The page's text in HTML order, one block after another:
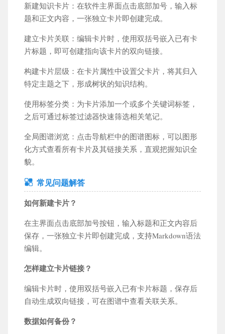
新建知识卡片：在软件主界面点击底部加号，输入标
题和正文内容，一张独立卡片即创建完成。
建立卡片关联：编辑卡片时，使用双括号嵌入已有卡
片标题，即可创建指向该卡片的双向链接。
构建卡片层级：在卡片属性中设置父卡片，将其归入
特定主题之下，形成树状的知识结构。
使用标签分类：为卡片添加一个或多个关键词标签，
之后可通过标签过滤器快速筛选相关笔记。
全局图谱浏览：点击导航栏中的图谱图标，可以图形
化方式查看所有卡片及其链接关系，直观把握知识全
貌。
常见问题解答
如何新建卡片？
在主界面点击底部加号按钮，输入标题和正文内容后
保存，一张独立卡片即创建完成，支持Markdown语法
编辑。
怎样建立卡片链接？
编辑卡片时，使用双括号嵌入已有卡片标题，保存后
自动生成双向链接，可在图谱中查看关联关系。
数据如何备份？